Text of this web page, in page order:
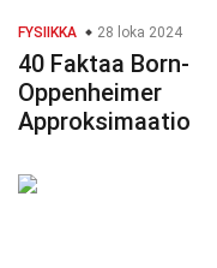
FYSIIKKA 28 loka 2024
40 Faktaa Born-
Oppenheimer
Approksimaatio